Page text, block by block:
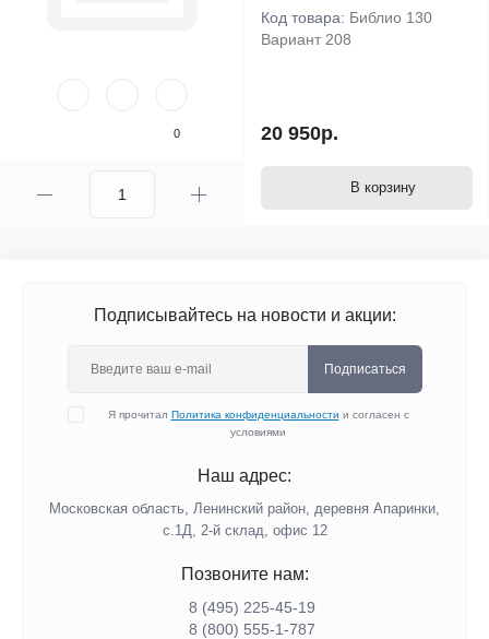
0
Код товара: Библио 130
Вариант 208
20 950р.
В корзину
Подписывайтесь на новости и акции:
Подписаться
Я прочитал Политика конфиденциальности и согласен с
условиями
Наш адрес:
Московская область, Ленинский район, деревня Апаринки,
с.1Д, 2-й склад, офис 12
Позвоните нам:
8 (495) 225-45-19
8 (800) 555-1-787